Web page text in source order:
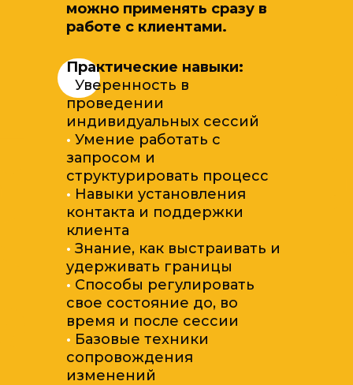
можно применять сразу в
работе с клиентами.
Практические навыки:
Уверенность в
проведении
индивидуальных сессий
· Умение работать с
запросом и
структурировать процесс
· Навыки установления
контакта и поддержки
клиента
· Знание, как выстраивать и
удерживать границы
· Способы регулировать
свое состояние до, во
время и после сессии
· Базовые техники
сопровождения
изменений